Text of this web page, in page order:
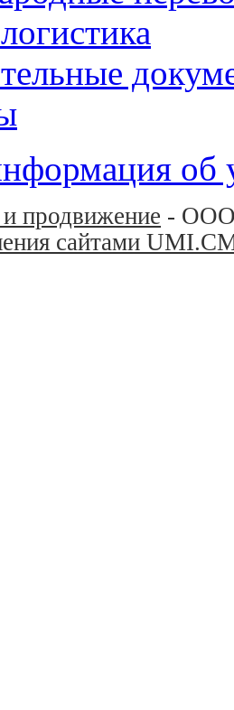
об
продвижение -
сайтами